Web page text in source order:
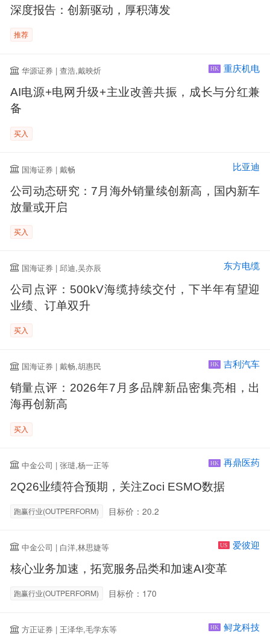
深度报告：创新驱动，厚积薄发
推荐
华源证券 | 查浩,戴映炘 HK 重庆机电
AI电源+电网升级+主业改善共振，成长与分红兼
备
买入
国海证券 | 戴畅 比亚迪
公司动态研究：7月海外销量续创新高，国内新车
放量或开启
买入
国海证券 | 邱迪,吴亦辰 东方电缆
公司点评：500kV海缆持续交付，下半年有望迎
业绩、订单双升
买入
国海证券 | 戴畅,胡惠民 HK 吉利汽车
销量点评：2026年7月多品牌新品密集亮相，出
海再创新高
买入
中金公司 | 张琎,杨一正等 HK 再鼎医药
2Q26业绩符合预期，关注Zoci ESMO数据
跑赢行业(OUTPERFORM) 目标价：20.2
中金公司 | 白洋,林思婕等 US 爱彼迎
核心业务加速，拓宽服务品类和加速AI变革
跑赢行业(OUTPERFORM) 目标价：170
方正证券 | 王泽华,毛学东等 HK 鲟龙科技